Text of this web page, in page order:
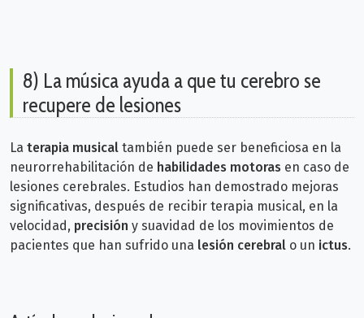
8) La música ayuda a que tu cerebro se
recupere de lesiones
La terapia musical también puede ser beneficiosa en la
neurorrehabilitación de habilidades motoras en caso de
lesiones cerebrales. Estudios han demostrado mejoras
significativas, después de recibir terapia musical, en la
velocidad, precisión y suavidad de los movimientos de
pacientes que han sufrido una lesión cerebral o un ictus.